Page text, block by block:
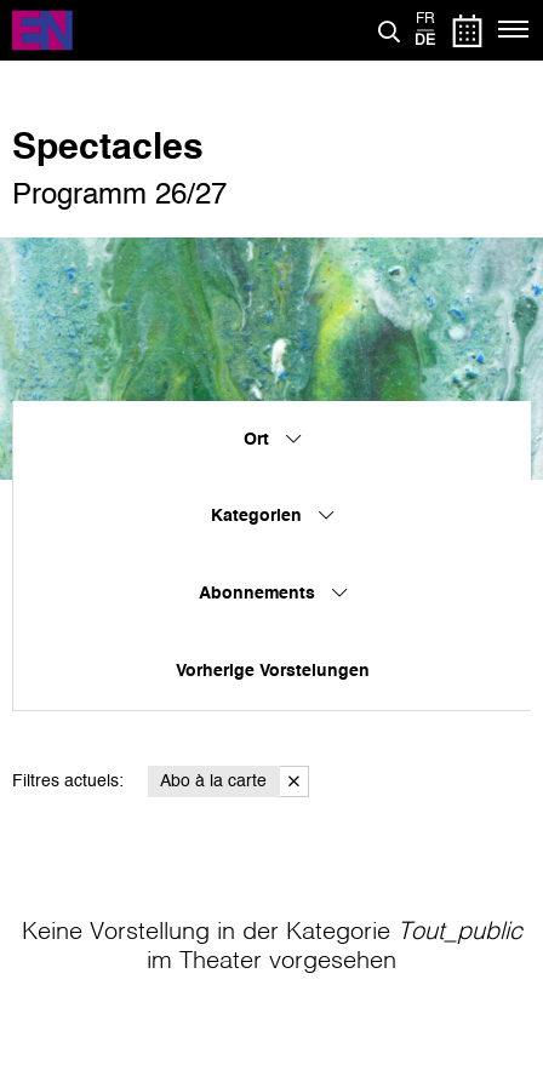
Direkt
zum
Inhalt
FR
DE
Spectacles
Programm 26/27
Ort
Kategorien
Abonnements
Vorherige Vorstelungen
Filtres actuels: Abo à la carte
Keine Vorstellung in der Kategorie Tout_public
im Theater vorgesehen